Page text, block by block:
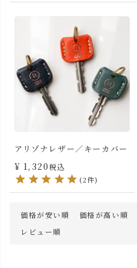
アリゾナレザー／キーカバー
¥ 1,320税込
(2件)
価格が安い順 価格が高い順
レビュー順